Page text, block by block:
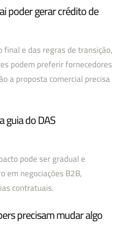
poder gerar crédito de
final e das regras de transição,
podem preferir fornecedores
a proposta comercial precisa
guia do DAS
pode ser gradual e
em negociações B2B,
contratuais.
precisam mudar algo